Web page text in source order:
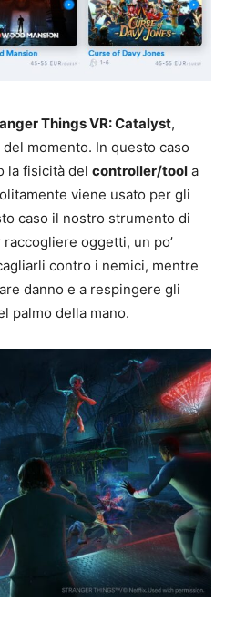
Things VR: Catalyst,
momento. In questo caso
la fisicità del controller/tool a
viene usato per gli
caso il nostro strumento di
oggetti, un po’
contro i nemici, mentre
danno e a respingere gli
palmo della mano.